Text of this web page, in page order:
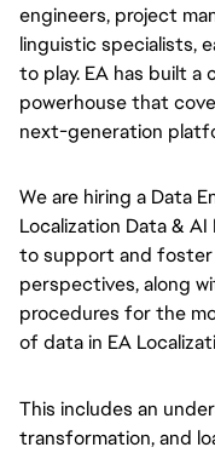
engineers, project
linguistic specialists,
to play. EA has built
powerhouse that
next-generation
We are hiring a Data
Localization Data & AI
to support and
perspectives, along
procedures for the
of data in EA
This includes an
transformation, and